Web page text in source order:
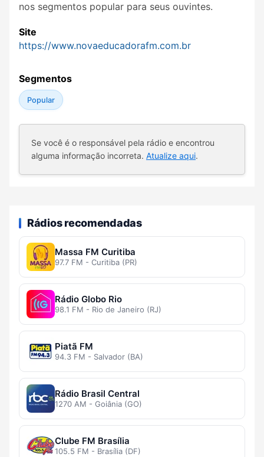
nos segmentos popular para seus ouvintes.
Site
https://www.novaeducadorafm.com.br
Segmentos
Popular
Se você é o responsável pela rádio e encontrou
alguma informação incorreta. Atualize aqui.
Rádios recomendadas
Massa FM Curitiba
97.7 FM - Curitiba (PR)
Rádio Globo Rio
98.1 FM - Rio de Janeiro (RJ)
Piatã FM
94.3 FM - Salvador (BA)
Rádio Brasil Central
1270 AM - Goiânia (GO)
Clube FM Brasília
105.5 FM - Brasília (DF)